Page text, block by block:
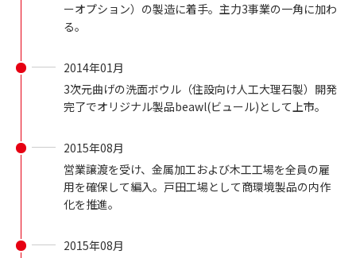
ーオプション）の製造に着手。主力3事業の一角に加わ
る。
2014年01月
3次元曲げの洗面ボウル（住設向け人工大理石製）開発
完了でオリジナル製品beawl(ビュール)として上市。
2015年08月
営業譲渡を受け、金属加工および木工工場を全員の雇
用を確保して編入。戸田工場として商環境製品の内作
化を推進。
2015年08月